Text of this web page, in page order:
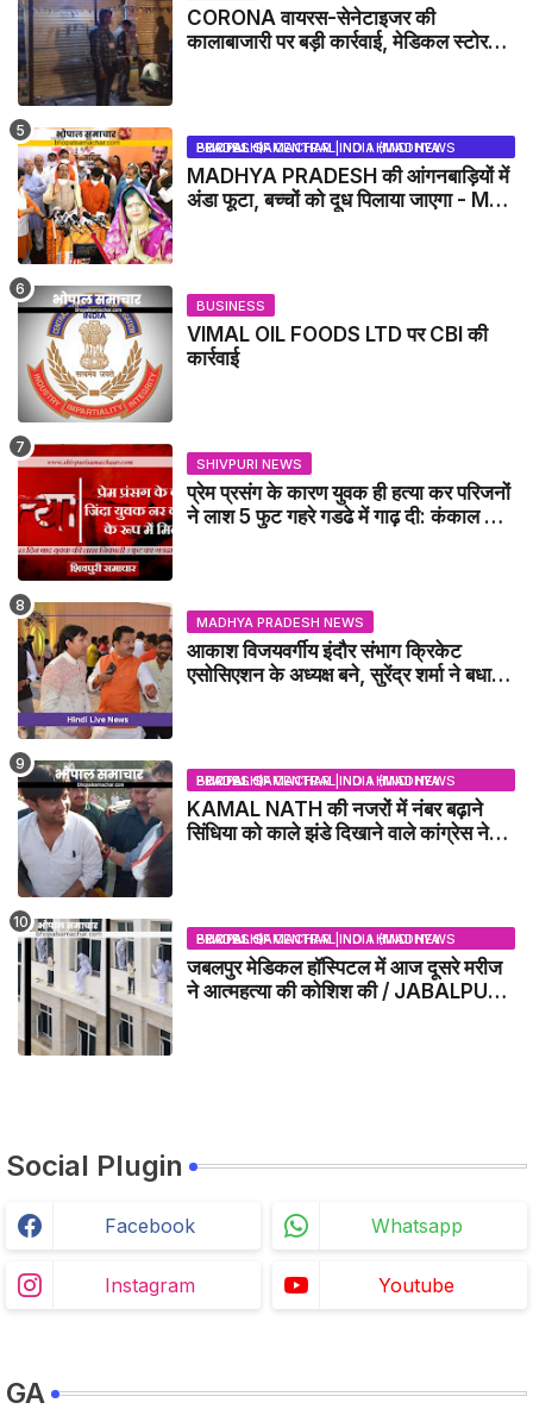
CORONA वायरस-सेनेटाइजर की
कालाबाजारी पर बड़ी कार्रवाई, मेडिकल स्टोर
BHOPAL SAMACHAR | NO 1 HINDI NEWS PORTAL OF CENTRAL INDIA (MADHYA PRADESH)
MADHYA PRADESH की आंगनबाड़ियों में
अंडा फूटा, बच्चों को दूध पिलाया जाएगा - MP
BUSINESS
VIMAL OIL FOODS LTD पर CBI की
कार्रवाई
SHIVPURI NEWS
प्रेम प्रसंग के कारण युवक ही हत्या कर परिजनों
ने लाश 5 फुट गहरे गडढे में गाढ़ दी: कंकाल के
MADHYA PRADESH NEWS
आकाश विजयवर्गीय इंदौर संभाग क्रिकेट
एसोसिएशन के अध्यक्ष बने, सुरेंद्र शर्मा ने बधाई
BHOPAL SAMACHAR | NO 1 HINDI NEWS PORTAL OF CENTRAL INDIA (MADHYA PRADESH)
KAMAL NATH की नजरों में नंबर बढ़ाने
सिंधिया को काले झंडे दिखाने वाले कांग्रेस नेता
BHOPAL SAMACHAR | NO 1 HINDI NEWS PORTAL OF CENTRAL INDIA (MADHYA PRADESH)
जबलपुर मेडिकल हॉस्पिटल में आज दूसरे मरीज
ने आत्महत्या की कोशिश की / JABALPUR
Social Plugin
Facebook Whatsapp
Instagram Youtube
GA